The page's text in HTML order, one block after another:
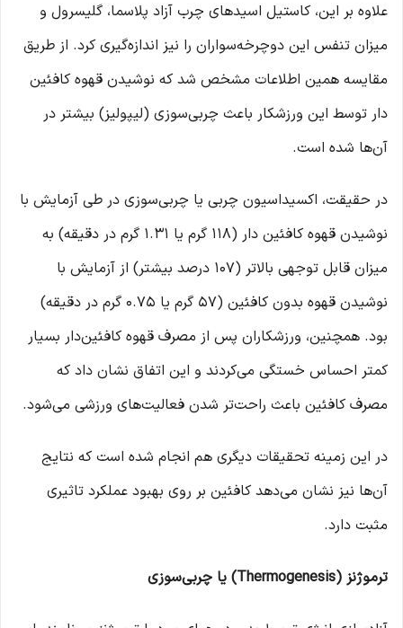
علاوه بر این، کاستیل اسیدهای چرب آزاد پلاسما، گلیسرول و
میزان تنفس این دوچرخه‌سواران را نیز اندازه‌گیری کرد. از طریق
مقایسه همین اطلاعات مشخص شد که نوشیدن قهوه کافئین
‌دار توسط این ورزشکار باعث چربی‌سوزی (لیپولیز) بیشتر در
آن‌ها شده است.
در حقیقت، اکسیداسیون چربی یا چربی‌سوزی در طی آزمایش با
نوشیدن قهوه کافئین ‌دار (118 گرم یا 1.31 گرم در دقیقه) به
میزان قابل توجهی بالاتر (107 درصد بیشتر) از آزمایش با
نوشیدن قهوه بدون کافئین (57 گرم یا 0.75 گرم در دقیقه)
بود. همچنین، ورزشکاران پس از مصرف قهوه کافئین‌دار بسیار
کمتر احساس خستگی می‌کردند و این اتفاق نشان داد که
مصرف کافئین باعث راحت‌تر شدن فعالیت‌های ورزشی می‌شود.
در این زمینه تحقیقات دیگری هم انجام شده است که نتایج
آن‌ها نیز نشان می‌دهد کافئین بر روی بهبود عملکرد تاثیری
مثبت دارد.
ترموژنز (Thermogenesis) یا چربی‌سوزی